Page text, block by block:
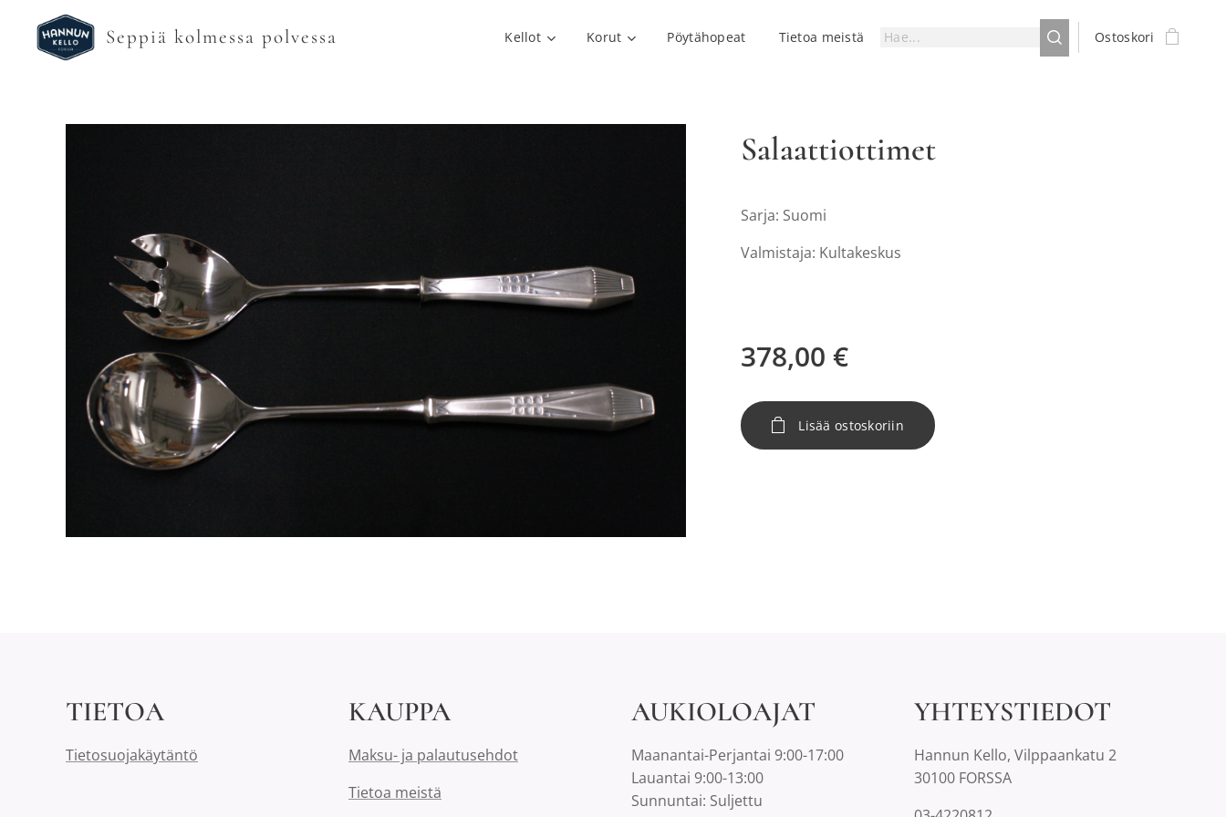
Seppiä kolmessa polvessa Kellot Korut Pöytähopeat Tietoa meistä Ostoskori
Salaattiottimet
Sarja: Suomi
Valmistaja: Kultakeskus
378,00 €
Lisää ostoskoriin
TIETOA
Tietosuojakäytäntö
KAUPPA
Maksu- ja palautusehdot
Tietoa meistä
AUKIOLOAJAT
Maanantai-Perjantai 9:00-17:00
Lauantai 9:00-13:00
Sunnuntai: Suljettu
YHTEYSTIEDOT
Hannun Kello, Vilppaankatu 2
30100 FORSSA